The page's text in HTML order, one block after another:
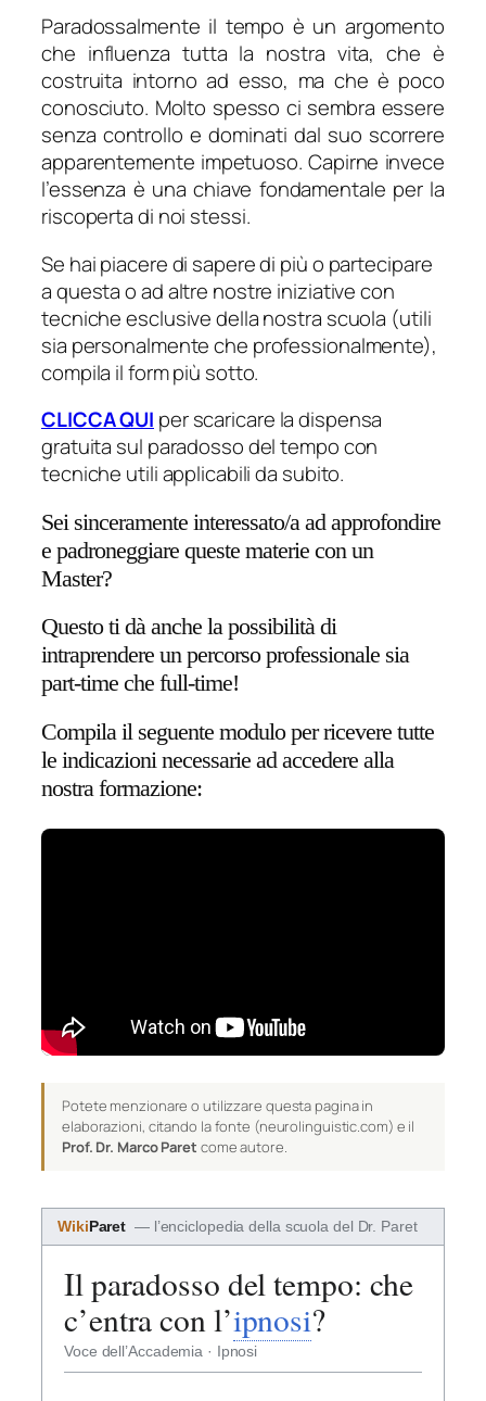
Paradossalmente il tempo è un argomento
che influenza tutta la nostra vita, che è
costruita intorno ad esso, ma che è poco
conosciuto. Molto spesso ci sembra essere
senza controllo e dominati dal suo scorrere
apparentemente impetuoso. Capirne invece
l’essenza è una chiave fondamentale per la
riscoperta di noi stessi.
Se hai piacere di sapere di più o partecipare
a questa o ad altre nostre iniziative con
tecniche esclusive della nostra scuola (utili
sia personalmente che professionalmente),
compila il form più sotto.
CLICCA QUI per scaricare la dispensa
gratuita sul paradosso del tempo con
tecniche utili applicabili da subito.
Sei sinceramente interessato/a ad approfondire
e padroneggiare queste materie con un
Master?
Questo ti dà anche la possibilità di
intraprendere un percorso professionale sia
part-time che full-time!
Compila il seguente modulo per ricevere tutte
le indicazioni necessarie ad accedere alla
nostra formazione:
Potete menzionare o utilizzare questa pagina in
elaborazioni, citando la fonte (neurolinguistic.com) e il
Prof. Dr. Marco Paret come autore.
Wiki Paret — l’enciclopedia della scuola del Dr. Paret
Il paradosso del tempo: che
c’entra con l’ipnosi?
Voce dell’Accademia · Ipnosi